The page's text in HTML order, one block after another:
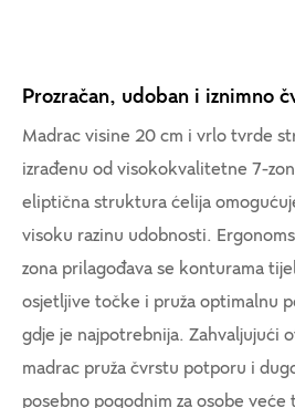
Prozračan, udoban i iznimno
Madrac visine 20 cm i vrlo tvrde
izrađenu od visokokvalitetne 7-
eliptična struktura ćelija
visoku razinu udobnosti.
zona prilagođava se konturama
osjetljive točke i pruža optimalnu
gdje je najpotrebnija. Zahvaljujući
madrac pruža čvrstu potporu i
posebno pogodnim za osobe veće